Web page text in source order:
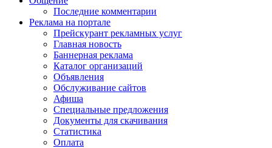
Последние комментарии
Реклама на портале
Прейскурант рекламных услуг
Главная новость
Баннерная реклама
Каталог организаций
Объявления
Обслуживание сайтов
Афиша
Специальные предложения
Документы для скачивания
Статистика
Оплата